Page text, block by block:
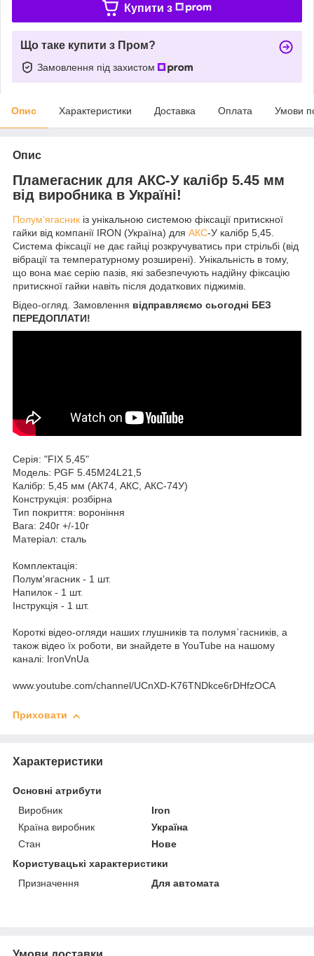
Купити з
Що таке купити з Пром?
Замовлення під захистом
Опис Характеристики Доставка Оплата Умови
Опис
Пламегасник для АКС-У калібр 5.45 мм
від виробника в Україні!
Полум'ягасник із унікальною системою фіксації притискної
гайки від компанії IRON (Україна) для АКС-У калібр 5,45.
Система фіксації не дає гайці розкручуватись при стрільбі (від
вібрації та температурному розширені). Унікальність в тому,
що вона має серію пазів, які забезпечують надійну фіксацію
притискної гайки навіть після додаткових піджимів.
Відео-огляд. Замовлення відправляємо сьогодні БЕЗ
ПЕРЕДОПЛАТИ!
Серія: "FIX 5,45"
Модель: PGF 5.45M24L21,5
Калібр: 5,45 мм (АК74, АКС, АКС-74У)
Конструкція: розбірна
Тип покриття: вороніння
Вага: 240г +/-10г
Матеріал: сталь
Комплектація:
Полум'ягасник - 1 шт.
Напилок - 1 шт.
Інструкція - 1 шт.
Короткі відео-огляди наших глушників та полумя`гаcників, а
також відео їх роботи, ви знайдете в YouTube на нашому
каналі: IronVnUa
www.youtube.com/channel/UCnXD-K76TNDkce6rDHfzOCA
Приховати
Характеристики
Основні атрибути
Виробник
Iron
Країна виробник
Україна
Стан
Нове
Користувацькi характеристики
Призначення
Для автомата